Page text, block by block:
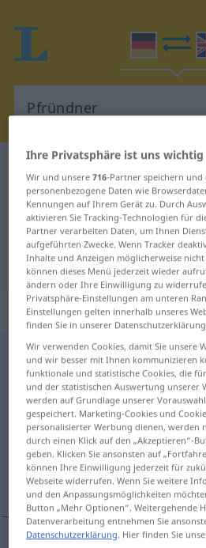
Deutsch-Englisch Wörterbuch
Deutsch-Englisch
"Pfründner"
"Pfründner"
„Pfründner“:
Pfründner [ˈpfrʏndnər]m <
Übersicht aller
(Für mehr Details die Übersetzung
prebendary, beneficiary,
inmate of an old people’s
Ihre Privatsphäre ist uns wichtig
Wir und unsere716-Partner speichern
personenbezogene Daten wie
Kennungen auf Ihrem Gerät zu. Durch
aktivieren Sie Tracking-Technologien für
Partner verarbeiten Daten, um Ihnen
aufgeführten Zwecke. Wenn Tracker
Inhalte und Anzeigen möglicherweise
können dieses Menü jederzeit wieder
ändern oder Ihre Einwilligung zu
Privatsphäre-Einstellungen am unteren
Einstellungen gelten innerhalb unseres
finden Sie in unserer
Wir verwenden Cookies, damit Sie unsere
und wir besser mit Ihnen kommunizieren
funktionale und statistische Cookies, die
und der statistischen Auswertung unserer
werden auf Grundlage unserer
gespeichert. Marketing-Cookies und
personalisierter Werbung dienen, werden
durch einen Klick auf den „Akzeptieren“-
geben. Klicken Sie ansonsten auf
können Ihre Einwilligung jederzeit für
Webseite widerrufen. Wenn Sie weitere
und den Anpassungsmöglichkeiten
Button „Mehr Optionen“. Weitergehende
Datenverarbeitung entnehmen Sie
Datenschutzerklärung. Hier finden Sie